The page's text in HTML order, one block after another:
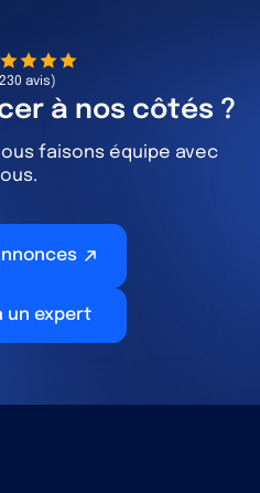
avis)
à nos côtés ?
faisons équipe avec
un expert